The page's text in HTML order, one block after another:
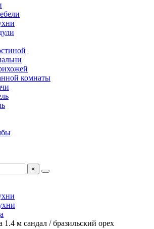
комнаты
×
1.4 м сандал / бразильский орех